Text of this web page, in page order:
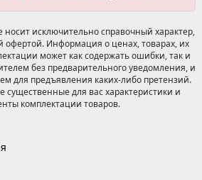
исключительно справочный характер,
офертой. Информация о ценах, товарах, их
может как содержать ошибки, так и
без предварительного уведомления, и
для предъявления каких-либо претензий.
существенные для вас характеристики и
комплектации товаров.